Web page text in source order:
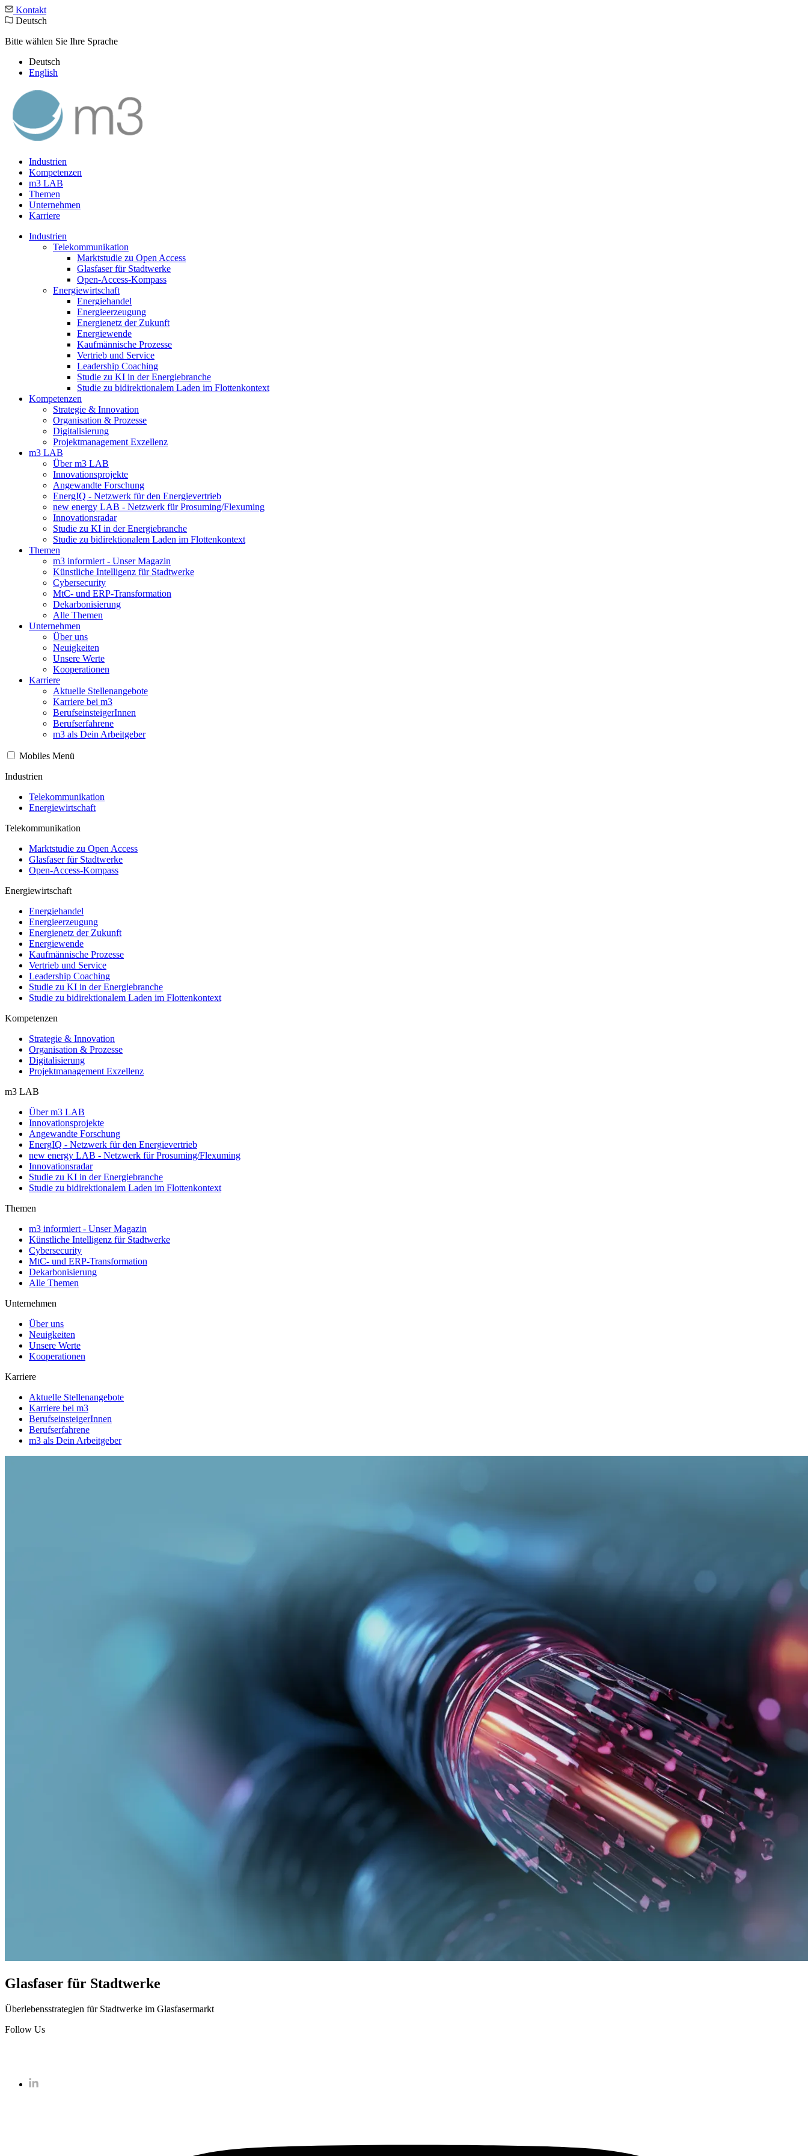
Kontakt
Deutsch
Bitte wählen Sie Ihre Sprache
Deutsch
English
Industrien
Kompetenzen
m3 LAB
Themen
Unternehmen
Karriere
Industrien
Telekommunikation
Marktstudie zu Open Access
Glasfaser für Stadtwerke
Open-Access-Kompass
Energiewirtschaft
Energiehandel
Energieerzeugung
Energienetz der Zukunft
Energiewende
Kaufmännische Prozesse
Vertrieb und Service
Leadership Coaching
Studie zu KI in der Energiebranche
Studie zu bidirektionalem Laden im Flottenkontext
Kompetenzen
Strategie & Innovation
Organisation & Prozesse
Digitalisierung
Projektmanagement Exzellenz
m3 LAB
Über m3 LAB
Innovationsprojekte
Angewandte Forschung
EnergIQ - Netzwerk für den Energievertrieb
new energy LAB - Netzwerk für Prosuming/Flexuming
Innovationsradar
Studie zu KI in der Energiebranche
Studie zu bidirektionalem Laden im Flottenkontext
Themen
m3 informiert - Unser Magazin
Künstliche Intelligenz für Stadtwerke
Cybersecurity
MtC- und ERP-Transformation
Dekarbonisierung
Alle Themen
Unternehmen
Über uns
Neuigkeiten
Unsere Werte
Kooperationen
Karriere
Aktuelle Stellenangebote
Karriere bei m3
BerufseinsteigerInnen
Berufserfahrene
m3 als Dein Arbeitgeber
Mobiles Menü
Industrien
Telekommunikation
Energiewirtschaft
Telekommunikation
Marktstudie zu Open Access
Glasfaser für Stadtwerke
Open-Access-Kompass
Energiewirtschaft
Energiehandel
Energieerzeugung
Energienetz der Zukunft
Energiewende
Kaufmännische Prozesse
Vertrieb und Service
Leadership Coaching
Studie zu KI in der Energiebranche
Studie zu bidirektionalem Laden im Flottenkontext
Kompetenzen
Strategie & Innovation
Organisation & Prozesse
Digitalisierung
Projektmanagement Exzellenz
m3 LAB
Über m3 LAB
Innovationsprojekte
Angewandte Forschung
EnergIQ - Netzwerk für den Energievertrieb
new energy LAB - Netzwerk für Prosuming/Flexuming
Innovationsradar
Studie zu KI in der Energiebranche
Studie zu bidirektionalem Laden im Flottenkontext
Themen
m3 informiert - Unser Magazin
Künstliche Intelligenz für Stadtwerke
Cybersecurity
MtC- und ERP-Transformation
Dekarbonisierung
Alle Themen
Unternehmen
Über uns
Neuigkeiten
Unsere Werte
Kooperationen
Karriere
Aktuelle Stellenangebote
Karriere bei m3
BerufseinsteigerInnen
Berufserfahrene
m3 als Dein Arbeitgeber
Glasfaser für Stadtwerke
Überlebensstrategien für Stadtwerke im Glasfasermarkt
Follow Us